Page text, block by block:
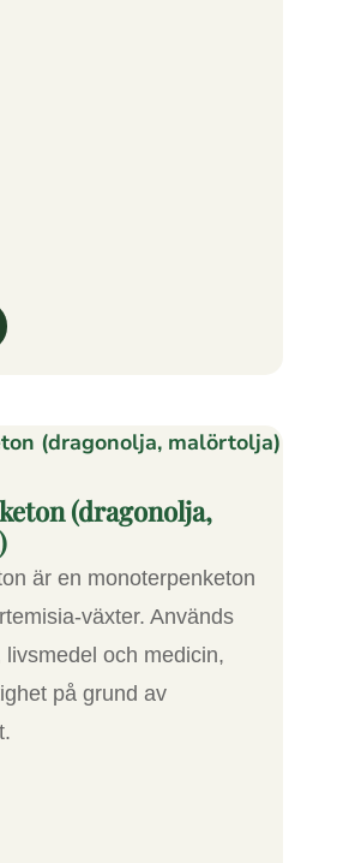
(dragonolja,
är en monoterpenketon
växter. Används
livsmedel och medicin,
på grund av